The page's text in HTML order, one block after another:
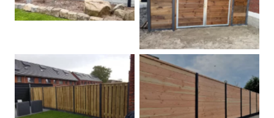
Dubbele poort
Betonpalen schutting Douglas